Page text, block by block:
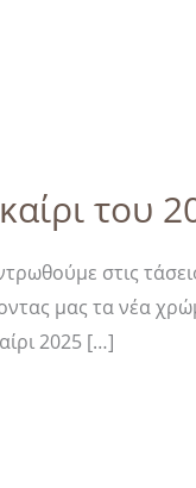
του
στις
μας τα νέα
2025 […]